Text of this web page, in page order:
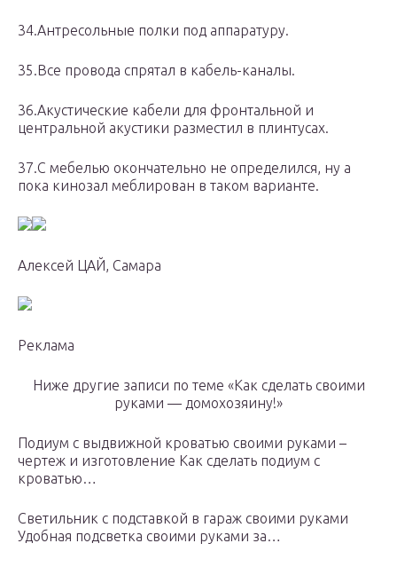
34.Антресольные полки под аппаратуру.
35.Все провода спрятал в кабель-каналы.
36.Акустические кабели для фронтальной и
центральной акустики разместил в плинтусах.
37.С мебелью окончательно не определился, ну а
пока кинозал меблирован в таком варианте.
Алексей ЦАЙ, Самара
Реклама
Ниже другие записи по теме «Как сделать своими
руками — домохозяину!»
Подиум с выдвижной кроватью своими руками –
чертеж и изготовление Как сделать подиум с
кроватью…
Светильник с подставкой в гараж своими руками
Удобная подсветка своими руками за…